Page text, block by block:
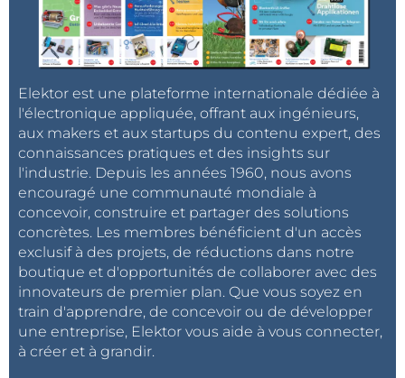
Elektor est une plateforme internationale dédiée à
l'électronique appliquée, offrant aux ingénieurs,
aux makers et aux startups du contenu expert, des
connaissances pratiques et des insights sur
l'industrie. Depuis les années 1960, nous avons
encouragé une communauté mondiale à
concevoir, construire et partager des solutions
concrètes. Les membres bénéficient d'un accès
exclusif à des projets, de réductions dans notre
boutique et d'opportunités de collaborer avec des
innovateurs de premier plan. Que vous soyez en
train d'apprendre, de concevoir ou de développer
une entreprise, Elektor vous aide à vous connecter,
à créer et à grandir.